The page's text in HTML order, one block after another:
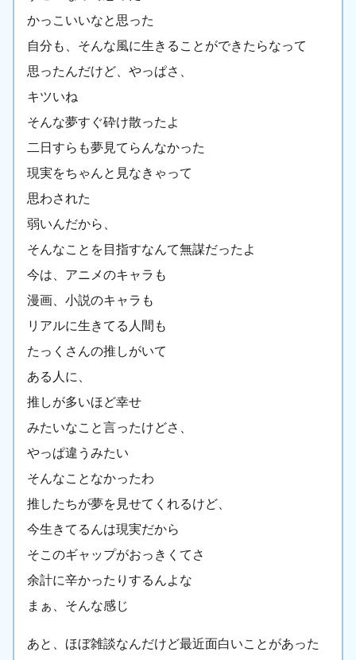
かっこいいなと思った
自分も、そんな風に生きることができたらなって
思ったんだけど、やっぱさ、
キツいね
そんな夢すぐ砕け散ったよ
二日すらも夢見てらんなかった
現実をちゃんと見なきゃって
思わされた
弱いんだから、
そんなことを目指すなんて無謀だったよ
今は、アニメのキャラも
漫画、小説のキャラも
リアルに生きてる人間も
たっくさんの推しがいて
ある人に、
推しが多いほど幸せ
みたいなこと言ったけどさ、
やっぱ違うみたい
そんなことなかったわ
推したちが夢を見せてくれるけど、
今生きてるんは現実だから
そこのギャップがおっきくてさ
余計に辛かったりするんよな
まぁ、そんな感じ
あと、ほぼ雑談なんだけど最近面白いことがあった